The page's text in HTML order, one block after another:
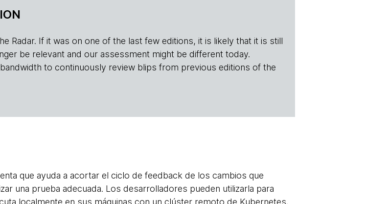
Radar. If it was on one of the last few editions, it is likely that it is still
be relevant and our assessment might be different today.
to continuously review blips from previous editions of the
que ayuda a acortar el ciclo de feedback de los cambios que
una prueba adecuada. Los desarrolladores pueden utilizarla para
localmente en sus máquinas con un clúster remoto de Kubernetes.